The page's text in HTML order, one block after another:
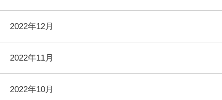
2022年12月
2022年11月
2022年10月